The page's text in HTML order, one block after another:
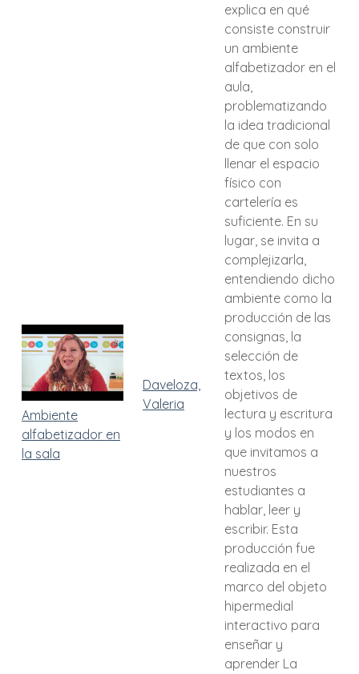
Ambiente
alfabetizador en
la sala
Daveloza,
Valeria
explica en qué
consiste construir
un ambiente
alfabetizador en el
aula,
problematizando
la idea tradicional
de que con solo
llenar el espacio
físico con
cartelería es
suficiente. En su
lugar, se invita a
complejizarla,
entendiendo dicho
ambiente como la
producción de las
consignas, la
selección de
textos, los
objetivos de
lectura y escritura
y los modos en
que invitamos a
nuestros
estudiantes a
hablar, leer y
escribir. Esta
producción fue
realizada en el
marco del objeto
hipermedial
interactivo para
enseñar y
aprender La